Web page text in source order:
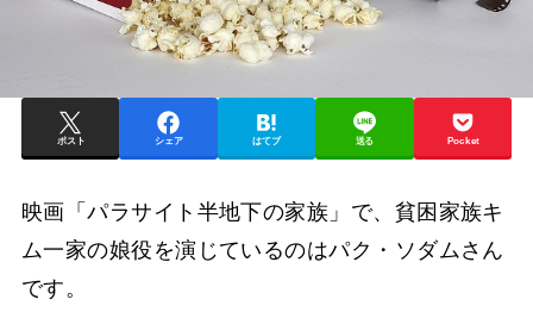
ポスト シェア はてブ 送る Pocket
映画「パラサイト半地下の家族」で、貧困家族キ
ム一家の娘役を演じているのはパク・ソダムさん
です。